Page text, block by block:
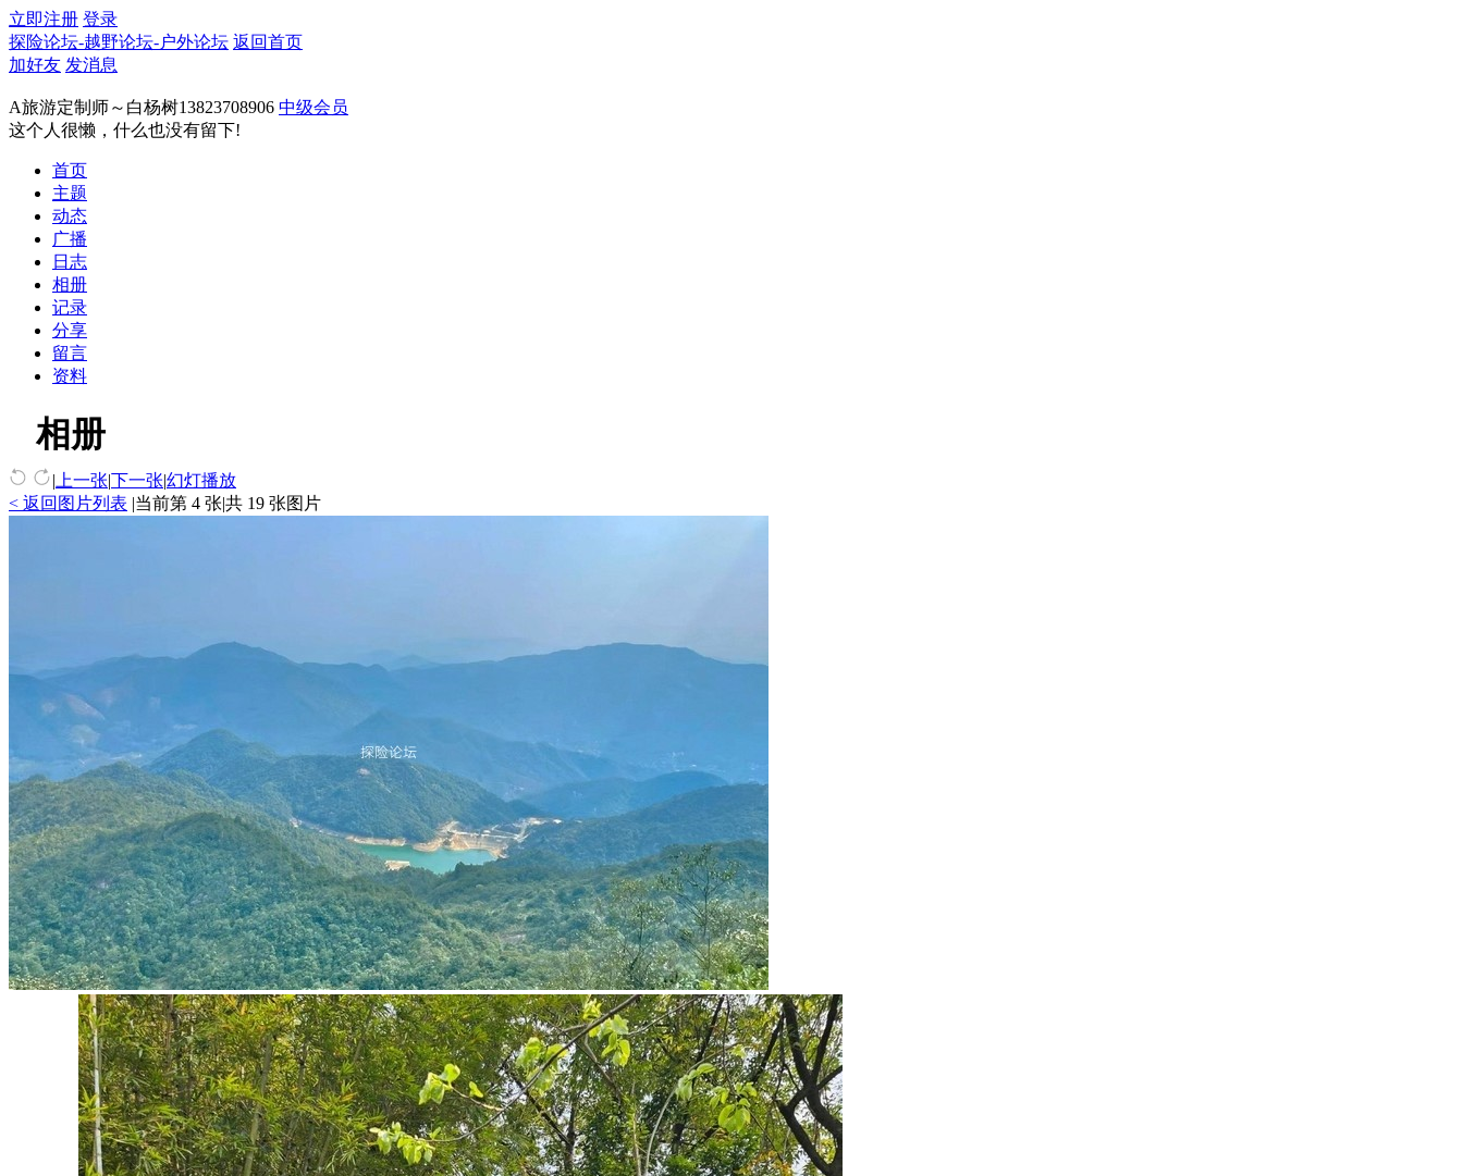
立即注册 登录
探险论坛-越野论坛-户外论坛 返回首页
加好友 发消息
A旅游定制师～白杨树13823708906 中级会员
这个人很懒，什么也没有留下!
首页
主题
动态
广播
日志
相册
记录
分享
留言
资料
相册
| 上一张|下一张|幻灯播放
< 返回图片列表 |当前第 4 张|共 19 张图片